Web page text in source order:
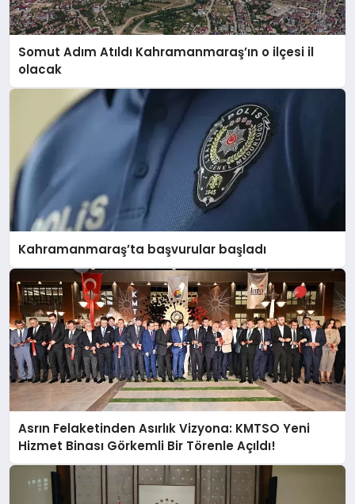
Somut Adım Atıldı Kahramanmaraş’ın o ilçesi il
olacak
Kahramanmaraş’ta başvurular başladı
Asrın Felaketinden Asırlık Vizyona: KMTSO Yeni
Hizmet Binası Görkemli Bir Törenle Açıldı!